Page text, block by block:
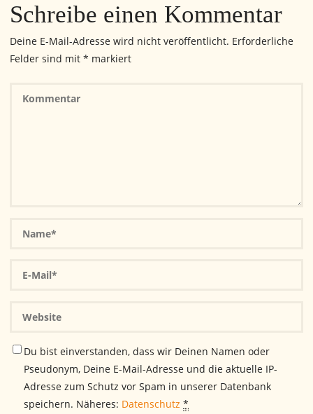
Schreibe einen Kommentar
Deine E-Mail-Adresse wird nicht veröffentlicht. Erforderliche
Felder sind mit* markiert
Du bist einverstanden, dass wir Deinen Namen oder
Pseudonym, Deine E-Mail-Adresse und die aktuelle IP-
Adresse zum Schutz vor Spam in unserer Datenbank
speichern. Näheres: Datenschutz *